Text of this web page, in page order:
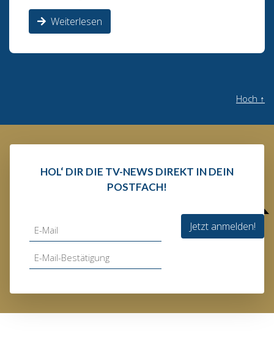
Weiterlesen
Hoch ↑
HOL‘ DIR DIE TV-NEWS DIREKT IN DEIN
POSTFACH!
Jetzt anmelden!